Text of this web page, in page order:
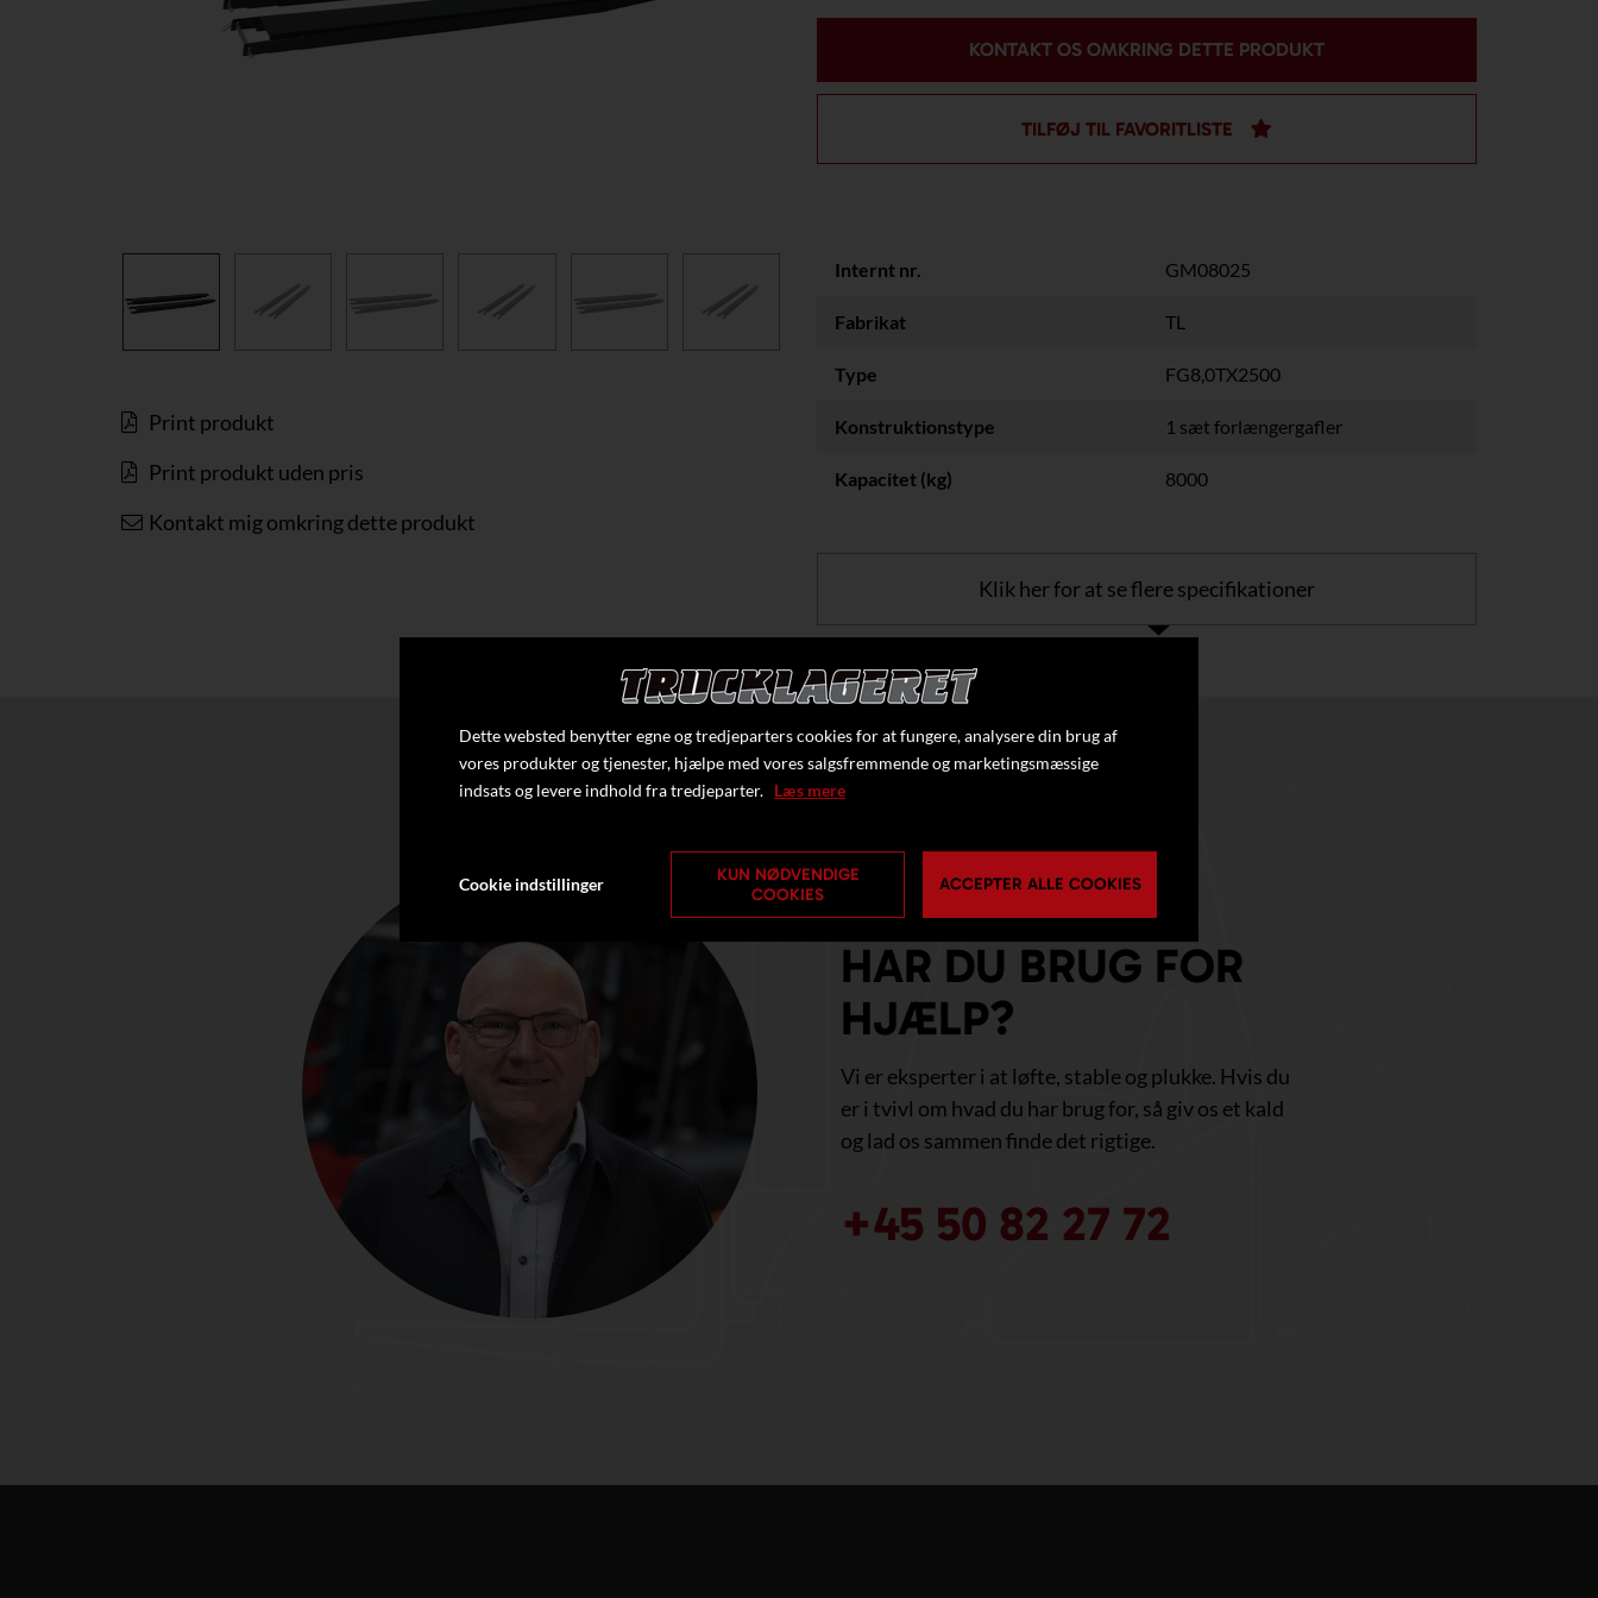
Print produkt
Print produkt uden pris
Kontakt mig omkring dette produkt
KONTAKT OS OMKRING DETTE PRODUKT
TILFØJ TIL FAVORITLISTE
Internt nr. GM08025
Fabrikat TL
Type FG8,0TX2500
Konstruktionstype 1 sæt forlængergafler
Kapacitet (kg) 8000
Klik her for at se flere specifikationer
HAR DU BRUG FOR
HJÆLP?
Vi er eksperter i at løfte, stable og plukke. Hvis du
er i tvivl om hvad du har brug for, så giv os et kald
og lad os sammen finde det rigtige.
+45 50 82 27 72
Dette websted benytter egne og tredjeparters cookies for at fungere, analysere din brug af
vores produkter og tjenester, hjælpe med vores salgsfremmende og marketingsmæssige
indsats og levere indhold fra tredjeparter. Læs mere
Cookie indstillinger
KUN NØDVENDIGE
COOKIES
ACCEPTER ALLE COOKIES